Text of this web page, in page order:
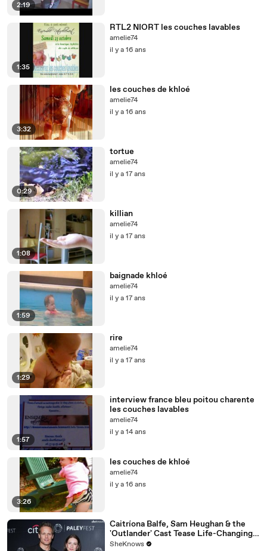
2:19
1:35
RTL2 NIORT les couches lavables
amelie74
il y a 16 ans
3:32
les couches de khloé
amelie74
il y a 16 ans
0:29
tortue
amelie74
il y a 17 ans
1:08
killian
amelie74
il y a 17 ans
1:59
baignade khloé
amelie74
il y a 17 ans
1:29
rire
amelie74
il y a 17 ans
1:57
interview france bleu poitou charente
les couches lavables
amelie74
il y a 14 ans
3:26
les couches de khloé
amelie74
il y a 16 ans
Caitríona Balfe, Sam Heughan & the
'Outlander' Cast Tease Life-Changing
Moments for Season 7 Part 2
SheKnows